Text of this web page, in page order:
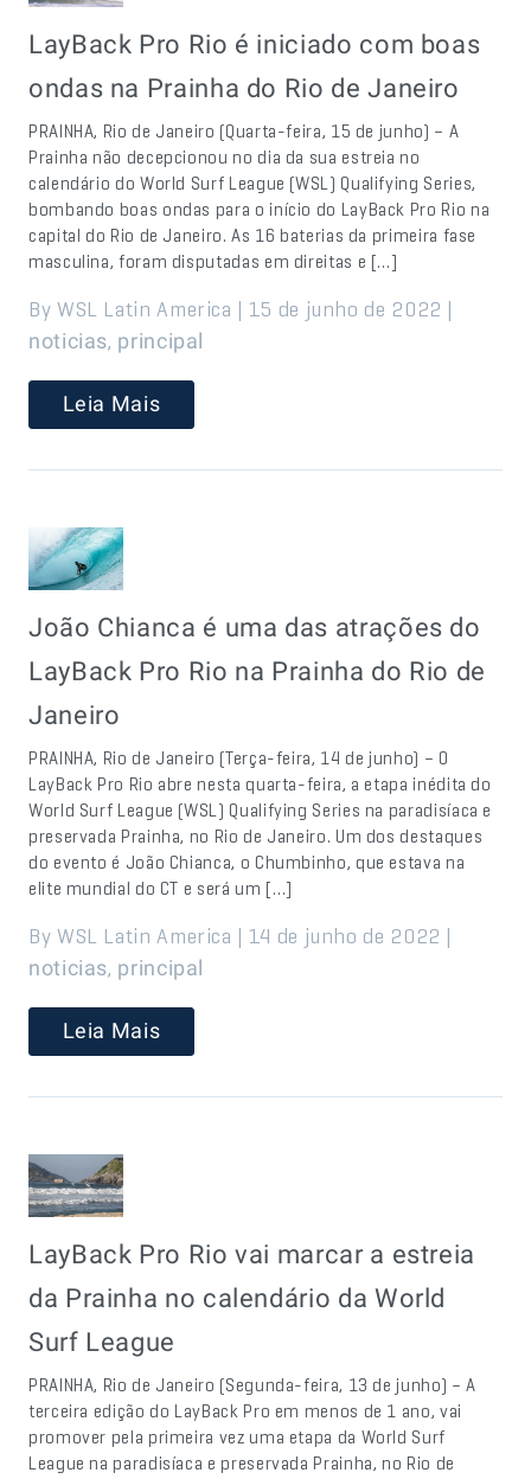
LayBack Pro Rio é iniciado com boas
ondas na Prainha do Rio de Janeiro
PRAINHA, Rio de Janeiro (Quarta-feira, 15 de junho) – A
Prainha não decepcionou no dia da sua estreia no
calendário do World Surf League (WSL) Qualifying Series,
bombando boas ondas para o início do LayBack Pro Rio na
capital do Rio de Janeiro. As 16 baterias da primeira fase
masculina, foram disputadas em direitas e […]
By WSL Latin America | 15 de junho de 2022 |
noticias, principal
Leia Mais
João Chianca é uma das atrações do
LayBack Pro Rio na Prainha do Rio de
Janeiro
PRAINHA, Rio de Janeiro (Terça-feira, 14 de junho) – O
LayBack Pro Rio abre nesta quarta-feira, a etapa inédita do
World Surf League (WSL) Qualifying Series na paradisíaca e
preservada Prainha, no Rio de Janeiro. Um dos destaques
do evento é João Chianca, o Chumbinho, que estava na
elite mundial do CT e será um […]
By WSL Latin America | 14 de junho de 2022 |
noticias, principal
Leia Mais
LayBack Pro Rio vai marcar a estreia
da Prainha no calendário da World
Surf League
PRAINHA, Rio de Janeiro (Segunda-feira, 13 de junho) – A
terceira edição do LayBack Pro em menos de 1 ano, vai
promover pela primeira vez uma etapa da World Surf
League na paradisíaca e preservada Prainha, no Rio de